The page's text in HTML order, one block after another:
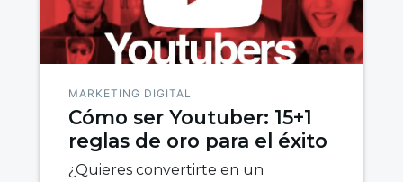
MARKETING DIGITAL
Cómo ser Youtuber: 15+1
reglas de oro para el éxito
¿Quieres convertirte en un